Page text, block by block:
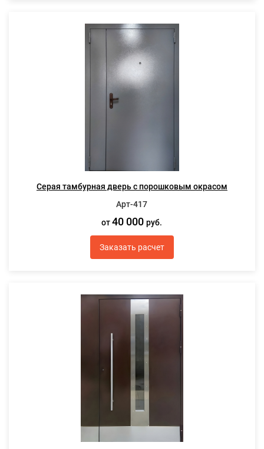
Серая тамбурная дверь с порошковым окрасом
Арт-417
от40 000руб.
Заказать расчет